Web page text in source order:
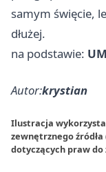
samym święcie,
dłużej.
na podstawie:
Autor:krystian
Ilustracja
zewnętrznego
dotyczących praw